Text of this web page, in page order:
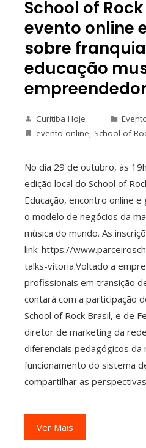
School of
evento online
sobre
educação
Curitiba Hoje
evento online, School of
No dia 29 de outubro, às
edição local do School of
Educação, encontro online
o modelo de negócios da
música do mundo. As
link: https://
talks-vitoria.Voltado a
profissionais em transição
contará com a participação
School of Rock Brasil, e de
diretor de marketing da
diferenciais pedagógicos
funcionamento do sistema
compartilhar as
Ver Mais